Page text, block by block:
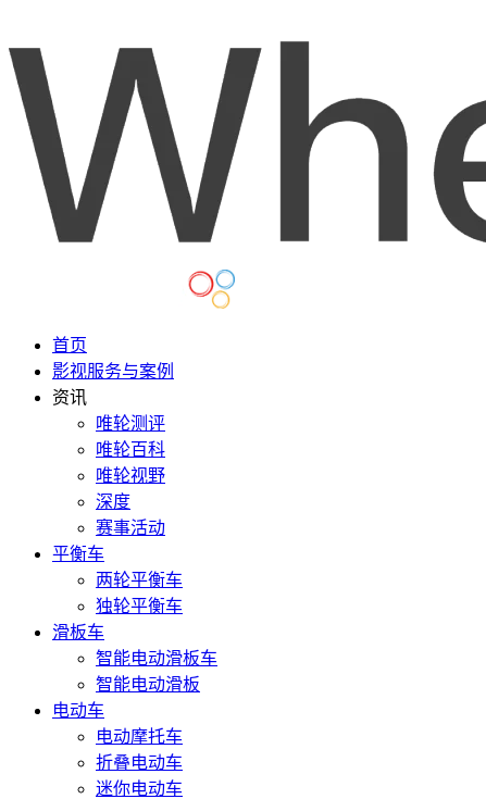
首页
影视服务与案例
资讯
唯轮测评
唯轮百科
唯轮视野
深度
赛事活动
平衡车
两轮平衡车
独轮平衡车
滑板车
智能电动滑板车
智能电动滑板
电动车
电动摩托车
折叠电动车
迷你电动车